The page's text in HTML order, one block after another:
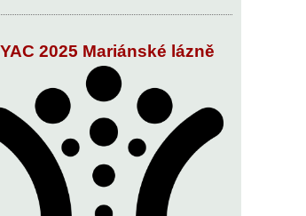
2025 Mariánské lázně